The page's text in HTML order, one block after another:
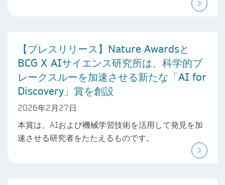
【プレスリリース】Nature Awardsと
BCG X AIサイエンス研究所は、科学的ブ
レークスルーを加速させる新たな「AI for
Discovery」賞を創設
2026年2月27日
本賞は、AIおよび機械学習技術を活用して発見を加
速させる研究者をたたえるものです。